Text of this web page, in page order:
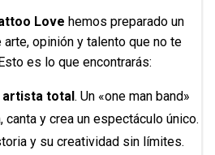
Love hemos preparado un
opinión y talento que no te
es lo que encontrarás:
artista total. Un «one man band»
canta y crea un espectáculo único.
y su creatividad sin límites.